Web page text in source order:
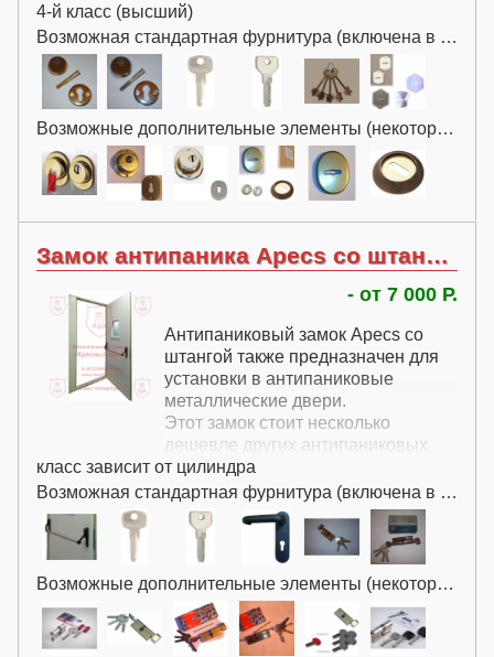
параметрам нисколько от
итальянских замков не отстает.
4-й класс (высший)
Возможная стандартная фурнитура (включена в цену):
Возможные дополнительные элементы (некоторые за дополнительную плату):
Замок антипаника Apecs со штангой
- от 7 000 Р.
Антипаниковый замок Apecs со
штангой также предназначен для
установки в антипаниковые
металлические двери.
Этот замок стоит несколько
дешевле других антипаниковых
замков.
класс зависит от цилиндра
Возможная стандартная фурнитура (включена в цену):
Возможные дополнительные элементы (некоторые за дополнительную плату):